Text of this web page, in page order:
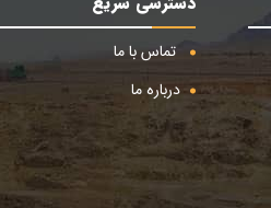
تماس با ما
درباره ما